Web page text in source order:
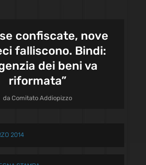
confiscate, nove
falliscono. Bindi:
dei beni va
riformata”
daComitato Addiopizzo
2014